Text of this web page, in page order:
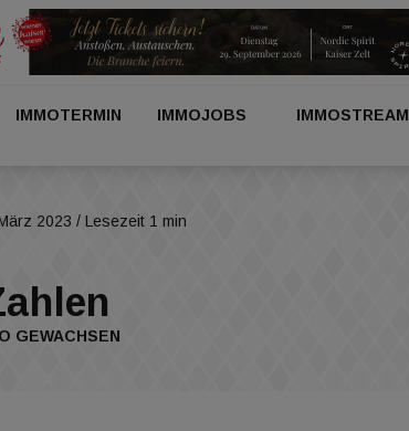
IMMOTERMIN IMMOJOBS IMMOSTREAM
2023 / Lesezeit 1 min
GEWACHSEN